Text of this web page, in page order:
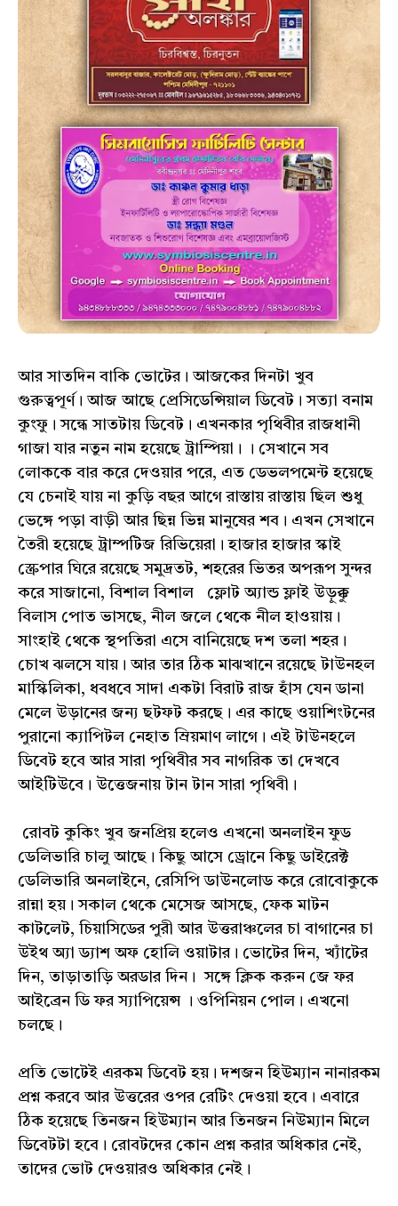
আর সাতদিন বাকি ভোটের। আজকের দিনটা খুব
গুরুত্বপূর্ণ। আজ আছে প্রেসিডেন্সিয়াল ডিবেট। সত্যা বনাম
কুংফু। সন্ধে সাতটায় ডিবেট। এখনকার পৃথিবীর রাজধানী
গাজা যার নতুন নাম হয়েছে ট্রাম্পিয়া। । সেখানে সব
লোককে বার করে দেওয়ার পরে, এত ডেভলপমেন্ট হয়েছে
যে চেনাই যায় না কুড়ি বছর আগে রাস্তায় রাস্তায় ছিল শুধু
ভেঙ্গে পড়া বাড়ী আর ছিন্ন ভিন্ন মানুষের শব। এখন সেখানে
তৈরী হয়েছে ট্রাম্পটিজ রিভিয়েরা। হাজার হাজার স্কাই
স্ক্রেপার ঘিরে রয়েছে সমুদ্রতট, শহরের ভিতর অপরূপ সুন্দর
করে সাজানো, বিশাল বিশাল ফ্লোট অ্যান্ড ফ্লাই উড়ুক্কু
বিলাস পোত ভাসছে, নীল জলে থেকে নীল হাওয়ায়।
সাংহাই থেকে স্থপতিরা এসে বানিয়েছে দশ তলা শহর।
চোখ ঝলসে যায়। আর তার ঠিক মাঝখানে রয়েছে টাউনহল
মাস্কিলিকা, ধবধবে সাদা একটা বিরাট রাজ হাঁস যেন ডানা
মেলে উড়ানের জন্য ছটফট করছে। এর কাছে ওয়াশিংটনের
পুরানো ক্যাপিটল নেহাত ম্রিয়মাণ লাগে। এই টাউনহলে
ডিবেট হবে আর সারা পৃথিবীর সব নাগরিক তা দেখবে
আইটিউবে। উত্তেজনায় টান টান সারা পৃথিবী।
রোবট কুকিং খুব জনপ্রিয় হলেও এখনো অনলাইন ফুড
ডেলিভারি চালু আছে। কিছু আসে ড্রোনে কিছু ডাইরেক্ট
ডেলিভারি অনলাইনে, রেসিপি ডাউনলোড করে রোবোকুকে
রান্না হয়। সকাল থেকে মেসেজ আসছে, ফেক মাটন
কাটলেট, চিয়াসিডের পুরী আর উত্তরাঞ্চলের চা বাগানের চা
উইথ অ্যা ড্যাশ অফ হোলি ওয়াটার। ভোটের দিন, খ্যাঁটের
দিন, তাড়াতাড়ি অরডার দিন। সঙ্গে ক্লিক করুন জে ফর
আইব্রেন ডি ফর স্যাপিয়েন্স । ওপিনিয়ন পোল। এখনো
চলছে।
প্রতি ভোটেই এরকম ডিবেট হয়। দশজন হিউম্যান নানারকম
প্রশ্ন করবে আর উত্তরের ওপর রেটিং দেওয়া হবে। এবারে
ঠিক হয়েছে তিনজন হিউম্যান আর তিনজন নিউম্যান মিলে
ডিবেটটা হবে। রোবটদের কোন প্রশ্ন করার অধিকার নেই,
তাদের ভোট দেওয়ারও অধিকার নেই।